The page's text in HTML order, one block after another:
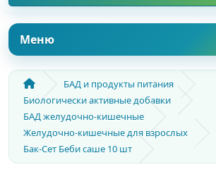
Меню
БАД и продукты питания
Биологически активные добавки
БАД желудочно-кишечные
Желудочно-кишечные для взрослых
Бак-Сет Беби саше 10 шт